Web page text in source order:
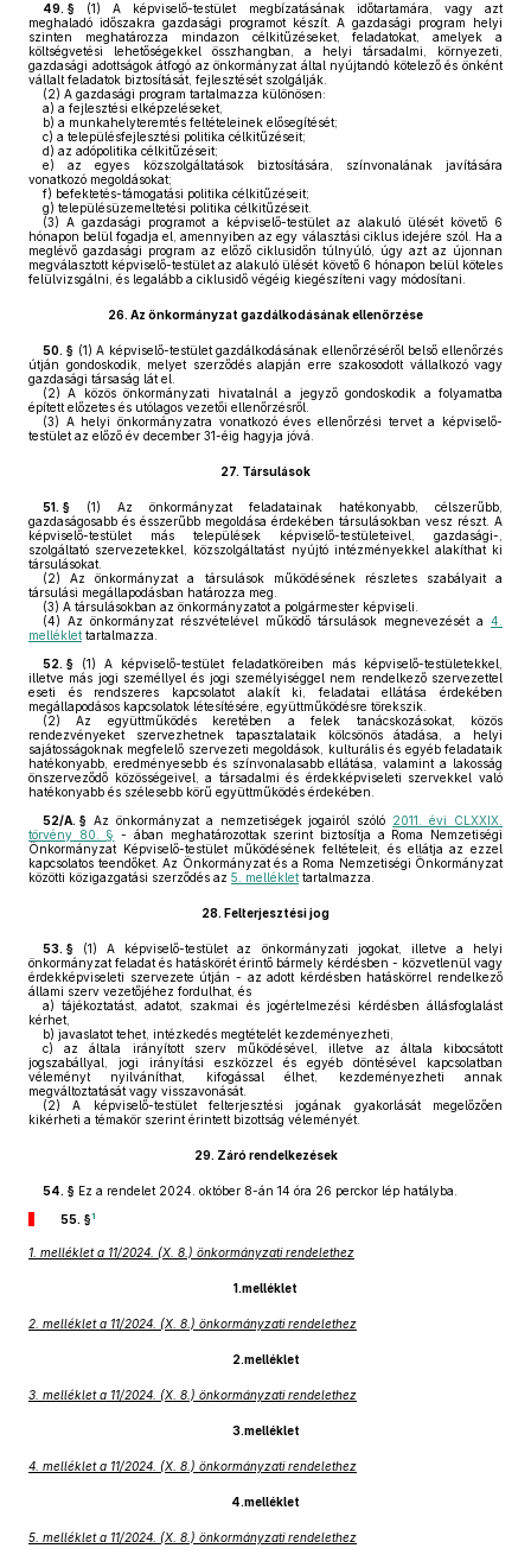
49. § (1) A képviselő-testület megbízatásának időtartamára, vagy azt
meghaladó időszakra gazdasági programot készít. A gazdasági program helyi
szinten meghatározza mindazon célkitűzéseket, feladatokat, amelyek a
költségvetési lehetőségekkel összhangban, a helyi társadalmi, környezeti,
gazdasági adottságok átfogó az önkormányzat által nyújtandó kötelező és önként
vállalt feladatok biztosítását, fejlesztését szolgálják.
(2) A gazdasági program tartalmazza különösen:
a) a fejlesztési elképzeléseket,
b) a munkahelyteremtés feltételeinek elősegítését;
c) a településfejlesztési politika célkitűzéseit;
d) az adópolitika célkitűzéseit;
e) az egyes közszolgáltatások biztosítására, színvonalának javítására
vonatkozó megoldásokat;
f) befektetés-támogatási politika célkitűzéseit;
g) településüzemeltetési politika célkitűzéseit.
(3) A gazdasági programot a képviselő-testület az alakuló ülését követő 6
hónapon belül fogadja el, amennyiben az egy választási ciklus idejére szól. Ha a
meglévő gazdasági program az előző ciklusidőn túlnyúló, úgy azt az újonnan
megválasztott képviselő-testület az alakuló ülését követő 6 hónapon belül köteles
felülvizsgálni, és legalább a ciklusidő végéig kiegészíteni vagy módosítani.
26. Az önkormányzat gazdálkodásának ellenőrzése
50. § (1) A képviselő-testület gazdálkodásának ellenőrzéséről belső ellenőrzés
útján gondoskodik, melyet szerződés alapján erre szakosodott vállalkozó vagy
gazdasági társaság lát el.
(2) A közös önkormányzati hivatalnál a jegyző gondoskodik a folyamatba
épített előzetes és utólagos vezetői ellenőrzésről.
(3) A helyi önkormányzatra vonatkozó éves ellenőrzési tervet a képviselő-
testület az előző év december 31-éig hagyja jóvá.
27. Társulások
51. § (1) Az önkormányzat feladatainak hatékonyabb, célszerűbb,
gazdaságosabb és ésszerűbb megoldása érdekében társulásokban vesz részt. A
képviselő-testület más települések képviselő-testületeivel, gazdasági-,
szolgáltató szervezetekkel, közszolgáltatást nyújtó intézményekkel alakíthat ki
társulásokat.
(2) Az önkormányzat a társulások működésének részletes szabályait a
társulási megállapodásban határozza meg.
(3) A társulásokban az önkormányzatot a polgármester képviseli.
(4) Az önkormányzat részvételével működő társulások megnevezését a 4.
melléklet tartalmazza.
52. § (1) A képviselő-testület feladatköreiben más képviselő-testületekkel,
illetve más jogi személlyel és jogi személyiséggel nem rendelkező szervezettel
eseti és rendszeres kapcsolatot alakít ki, feladatai ellátása érdekében
megállapodásos kapcsolatok létesítésére, együttműködésre törekszik.
(2) Az együttműködés keretében a felek tanácskozásokat, közös
rendezvényeket szervezhetnek tapasztalataik kölcsönös átadása, a helyi
sajátosságoknak megfelelő szervezeti megoldások, kulturális és egyéb feladataik
hatékonyabb, eredményesebb és színvonalasabb ellátása, valamint a lakosság
önszerveződő közösségeivel, a társadalmi és érdekképviseleti szervekkel való
hatékonyabb és szélesebb körű együttműködés érdekében.
52/A. § Az önkormányzat a nemzetiségek jogairól szóló 2011. évi CLXXIX.
törvény 80. § - ában meghatározottak szerint biztosítja a Roma Nemzetiségi
Önkormányzat Képviselő-testület működésének feltételeit, és ellátja az ezzel
kapcsolatos teendőket. Az Önkormányzat és a Roma Nemzetiségi Önkormányzat
közötti közigazgatási szerződés az 5. melléklet tartalmazza.
28. Felterjesztési jog
53. § (1) A képviselő-testület az önkormányzati jogokat, illetve a helyi
önkormányzat feladat és hatáskörét érintő bármely kérdésben - közvetlenül vagy
érdekképviseleti szervezete útján - az adott kérdésben hatáskörrel rendelkező
állami szerv vezetőjéhez fordulhat, és
a) tájékoztatást, adatot, szakmai és jogértelmezési kérdésben állásfoglalást
kérhet,
b) javaslatot tehet, intézkedés megtételét kezdeményezheti,
c) az általa irányított szerv működésével, illetve az általa kibocsátott
jogszabállyal, jogi irányítási eszközzel és egyéb döntésével kapcsolatban
véleményt nyilváníthat, kifogással élhet, kezdeményezheti annak
megváltoztatását vagy visszavonását.
(2) A képviselő-testület felterjesztési jogának gyakorlását megelőzően
kikérheti a témakör szerint érintett bizottság véleményét.
29. Záró rendelkezések
54. § Ez a rendelet 2024. október 8-án 14 óra 26 perckor lép hatályba.
55. §1
1. melléklet a 11/2024. (X. 8.) önkormányzati rendelethez
1.melléklet
2. melléklet a 11/2024. (X. 8.) önkormányzati rendelethez
2.melléklet
3. melléklet a 11/2024. (X. 8.) önkormányzati rendelethez
3.melléklet
4. melléklet a 11/2024. (X. 8.) önkormányzati rendelethez
4.melléklet
5. melléklet a 11/2024. (X. 8.) önkormányzati rendelethez